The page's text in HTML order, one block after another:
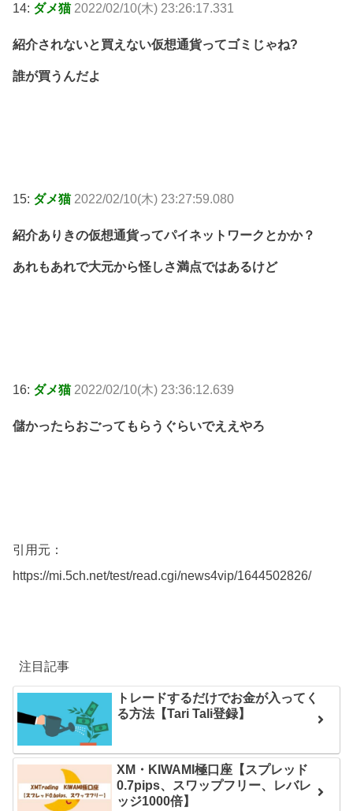
14: ダメ猫 2022/02/10(木) 23:26:17.331
紹介されないと買えない仮想通貨ってゴミじゃね?
誰が買うんだよ
15: ダメ猫 2022/02/10(木) 23:27:59.080
紹介ありきの仮想通貨ってパイネットワークとかか？
あれもあれで大元から怪しさ満点ではあるけど
16: ダメ猫 2022/02/10(木) 23:36:12.639
儲かったらおごってもらうぐらいでええやろ
引用元：
https://mi.5ch.net/test/read.cgi/news4vip/1644502826/
注目記事
トレードするだけでお金が入ってく
る方法【Tari Tali登録】
XM・KIWAMI極口座【スプレッド
0.7pips、スワップフリー、レバレ
ッジ1000倍】